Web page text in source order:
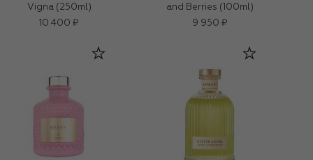
Vigna (250ml)
10 400 ₽
and Berries (100ml)
9 950 ₽